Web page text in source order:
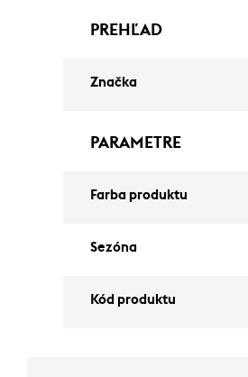
PREHĽAD
Značka
PARAMETRE
Farba produktu
Sezóna
Kód produktu